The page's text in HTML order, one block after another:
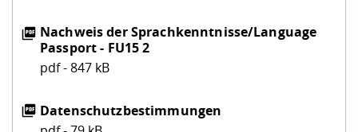
Nachweis der Sprachkenntnisse/Language
Passport - FU15 2
pdf - 847 kB
Datenschutzbestimmungen